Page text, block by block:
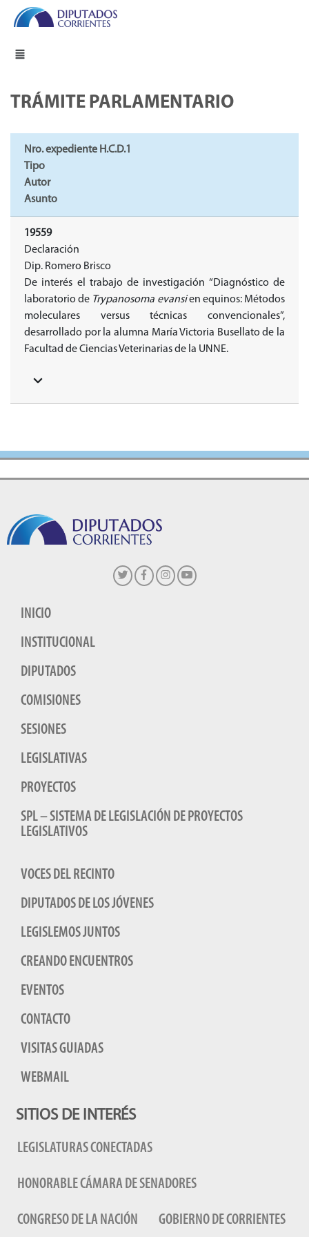
TRÁMITE PARLAMENTARIO
Nro. expediente H.C.D.1
Tipo
Autor
Asunto
19559
Declaración
Dip. Romero Brisco
De interés el trabajo de investigación “Diagnóstico de
laboratorio de Trypanosoma evansien equinos: Métodos
moleculares versus técnicas convencionales”,
desarrollado por la alumna María Victoria Busellato de la
Facultad de Ciencias Veterinarias de la UNNE.
INICIO
INSTITUCIONAL
DIPUTADOS
COMISIONES
SESIONES
LEGISLATIVAS
PROYECTOS
SPL – SISTEMA DE LEGISLACIÓN DE PROYECTOS
LEGISLATIVOS
VOCES DEL RECINTO
DIPUTADOS DE LOS JÓVENES
LEGISLEMOS JUNTOS
CREANDO ENCUENTROS
EVENTOS
CONTACTO
VISITAS GUIADAS
WEBMAIL
SITIOS DE INTERÉS
LEGISLATURAS CONECTADAS
HONORABLE CÁMARA DE SENADORES
CONGRESO DE LA NACIÓN GOBIERNO DE CORRIENTES